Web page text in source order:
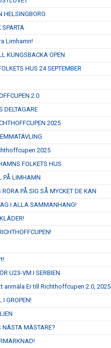
HELSINGBORG
SPARTA
Limhamn!
KUNGSBACKA OPEN
HUS 24 SEPTEMBER
2.0
DELTAGARE
2025
2025
FOLKETS HUS
PÅ LIMHAMN
PÅ SIG SÅ MYCKET DE KAN
I ALLA SAMMANHANG!
U23-VM I SERBIEN
anmäla Er till Richthoffcupen 2.0, 2025
I GROPEN!
MÄSTARE?